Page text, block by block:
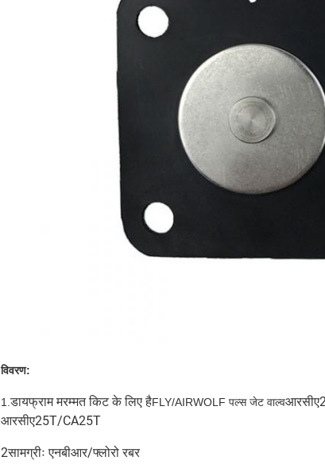
विवरण:
1.डायफ्राम मरम्मत किट के लिए हैFLY/AIRWOLF पल्स जेट वाल्वआरसीए
आरसीए25T/CA25T
2सामग्रीः एनबीआर/फ्लोरो रबर